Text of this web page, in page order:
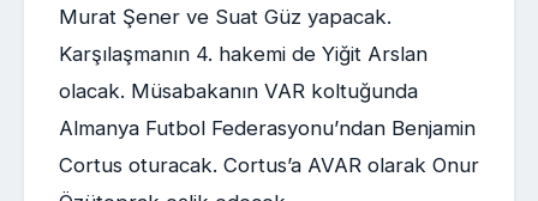
Murat Şener ve Suat Güz yapacak.
Karşılaşmanın 4. hakemi de Yiğit Arslan
olacak. Müsabakanın VAR koltuğunda
Almanya Futbol Federasyonu’ndan Benjamin
Cortus oturacak. Cortus’a AVAR olarak Onur